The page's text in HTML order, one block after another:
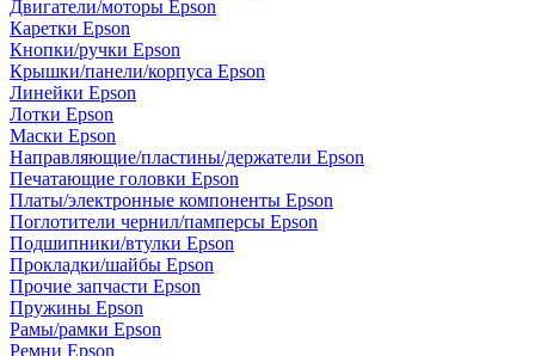
Двигатели/моторы Epson
Каретки Epson
Кнопки/ручки Epson
Крышки/панели/корпуса Epson
Линейки Epson
Лотки Epson
Маски Epson
Направляющие/пластины/держатели Epson
Печатающие головки Epson
Платы/электронные компоненты Epson
Поглотители чернил/памперсы Epson
Подшипники/втулки Epson
Прокладки/шайбы Epson
Прочие запчасти Epson
Пружины Epson
Рамы/рамки Epson
Ремни Epson